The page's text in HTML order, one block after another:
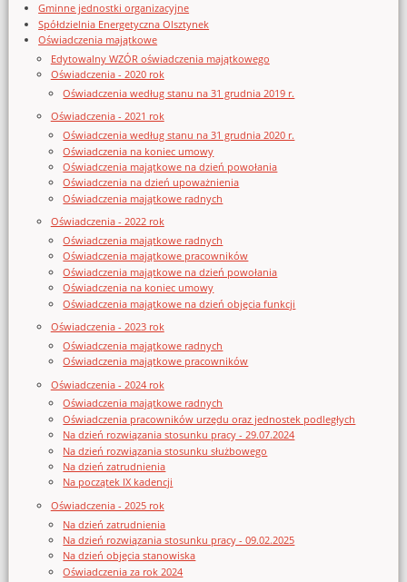
Gminne jednostki organizacyjne
Spółdzielnia Energetyczna Olsztynek
Oświadczenia majątkowe
Edytowalny WZÓR oświadczenia majątkowego
Oświadczenia - 2020 rok
Oświadczenia według stanu na 31 grudnia 2019 r.
Oświadczenia - 2021 rok
Oświadczenia według stanu na 31 grudnia 2020 r.
Oświadczenia na koniec umowy
Oświadczenia majątkowe na dzień powołania
Oświadczenia na dzień upoważnienia
Oświadczenia majątkowe radnych
Oświadczenia - 2022 rok
Oświadczenia majątkowe radnych
Oświadczenia majątkowe pracowników
Oświadczenia majątkowe na dzień powołania
Oświadczenia na koniec umowy
Oświadczenia majątkowe na dzień objęcia funkcji
Oświadczenia - 2023 rok
Oświadczenia majątkowe radnych
Oświadczenia majątkowe pracowników
Oświadczenia - 2024 rok
Oświadczenia majątkowe radnych
Oświadczenia pracowników urzędu oraz jednostek podległych
Na dzień rozwiązania stosunku pracy - 29.07.2024
Na dzień rozwiązania stosunku służbowego
Na dzień zatrudnienia
Na początek IX kadencji
Oświadczenia - 2025 rok
Na dzień zatrudnienia
Na dzień rozwiązania stosunku pracy - 09.02.2025
Na dzień objęcia stanowiska
Oświadczenia za rok 2024